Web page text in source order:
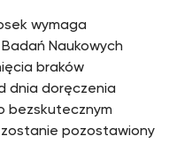
wymaga
Naukowych
braków
dnia doręczenia
bezskutecznym
pozostawiony